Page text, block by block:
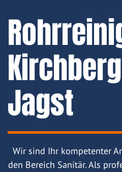
Jagst
Wir sind Ihr kompetenter
den Bereich Sanitär. Als